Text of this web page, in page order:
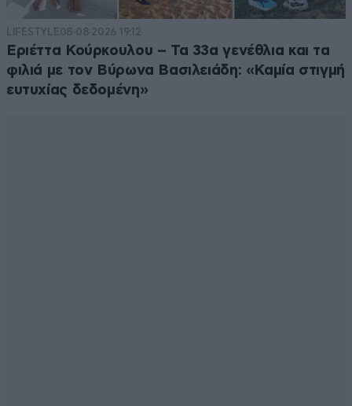
LIFESTYLE08·08·2026 19:12
Εριέττα Κούρκουλου – Τα 33α γενέθλια και τα
φιλιά με τον Βύρωνα Βασιλειάδη: «Καμία στιγμή
ευτυχίας δεδομένη»